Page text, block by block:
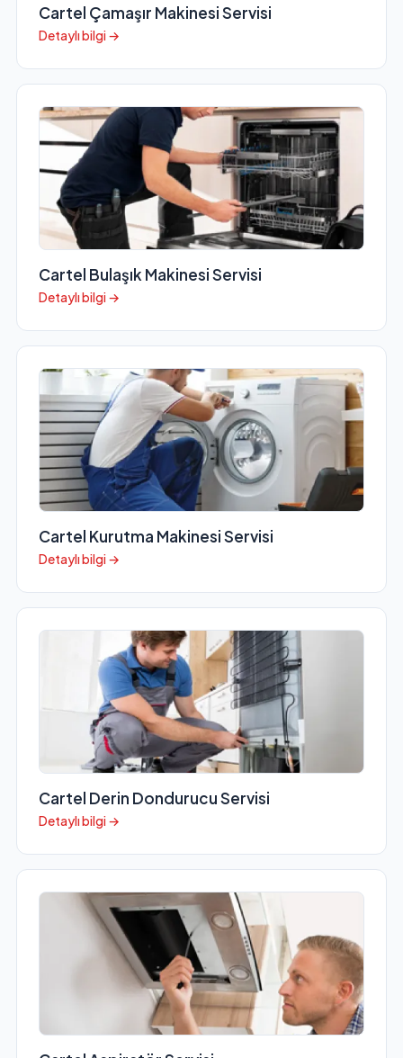
Cartel Çamaşır Makinesi Servisi
Detaylı bilgi →
Cartel Bulaşık Makinesi Servisi
Detaylı bilgi →
Cartel Kurutma Makinesi Servisi
Detaylı bilgi →
Cartel Derin Dondurucu Servisi
Detaylı bilgi →